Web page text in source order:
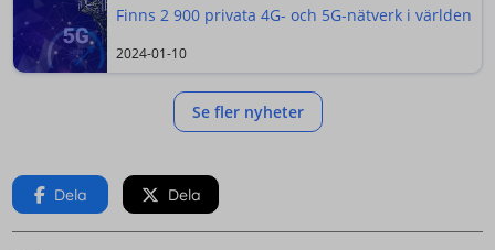
Finns 2 900 privata 4G- och 5G-nätverk i världen
2024-01-10
Se fler nyheter
Dela Dela